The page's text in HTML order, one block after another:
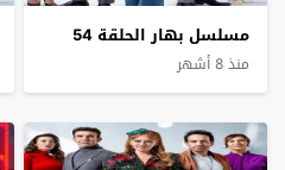
مسلسل بهار الحلقة 54
منذ 8 أشهر